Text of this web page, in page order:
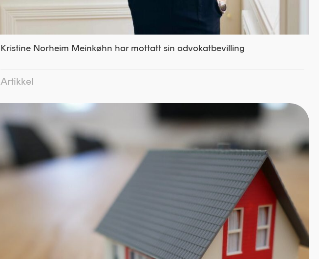
Kristine Norheim Meinkøhn har mottatt sin advokatbevilling
Artikkel